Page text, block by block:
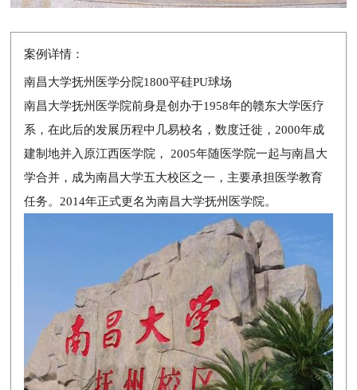
案例详情：
南昌大学抚州医学分院1800平硅PU球场
南昌大学抚州医学院前身是创办于1958年的赣东大学医疗
系，在此后的发展历程中几易校名，数度迁徙，2000年成
建制地并入原江西医学院， 2005年随医学院一起与南昌大
学合并，成为南昌大学五大校区之一，主要承担医学教育
任务。2014年正式更名为南昌大学抚州医学院。